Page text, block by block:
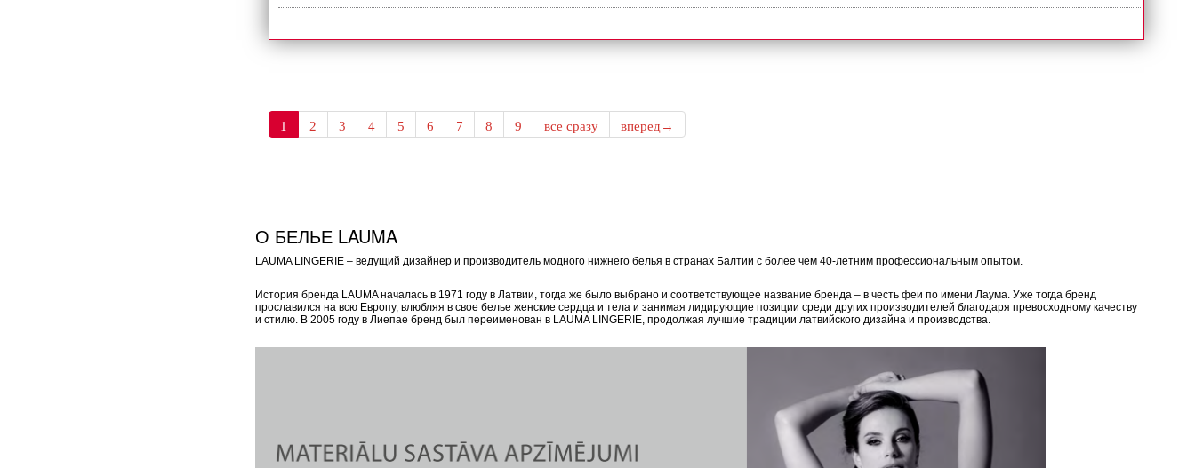
1 2 3 4 5 6 7 8 9 все сразу вперед→
О БЕЛЬЕ LAUMA
LAUMA LINGERIE – ведущий дизайнер и производитель модного нижнего белья в странах Балтии с более чем 40-летним профессиональным опытом.
История бренда LAUMA началась в 1971 году в Латвии, тогда же было выбрано и соответствующее название бренда – в честь феи по имени Лаума. Уже тогда бренд
прославился на всю Европу, влюбляя в свое белье женские сердца и тела и занимая лидирующие позиции среди других производителей благодаря превосходному качеству
и стилю. В 2005 году в Лиепае бренд был переименован в LAUMA LINGERIE, продолжая лучшие традиции латвийского дизайна и производства.